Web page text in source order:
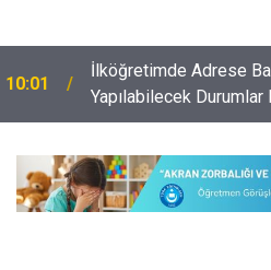
10:01
İlköğretimde Adrese
Yapılabilecek